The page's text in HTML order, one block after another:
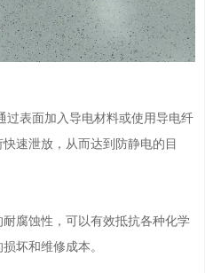
过表面加入导电材料或使用导电纤
速泄放，从而达到防静电的目
腐蚀性，可以有效抵抗各种化学
坏和维修成本。